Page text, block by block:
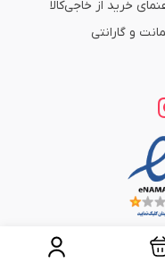
خرید از خاجی‌کالا
و گارانتی
برای مقاصد غیر تجاری و با ذکر